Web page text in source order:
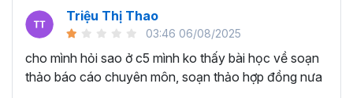
Học Word sẽ giúp bạn từ một người chỉ biết sử dụng Word
cơ bản như soạn thảo văn bản thông thường trở thành
một người nắm trọn các tính năng, thành thạo các thao
tác chỉ trong 7 giờ học tập.
Triệu Thị Thao
03:46 06/08/2025
cho mình hỏi sao ở c5 mình ko thấy bài học về soạn
thảo báo cáo chuyên môn, soạn thảo hợp đồng nưa